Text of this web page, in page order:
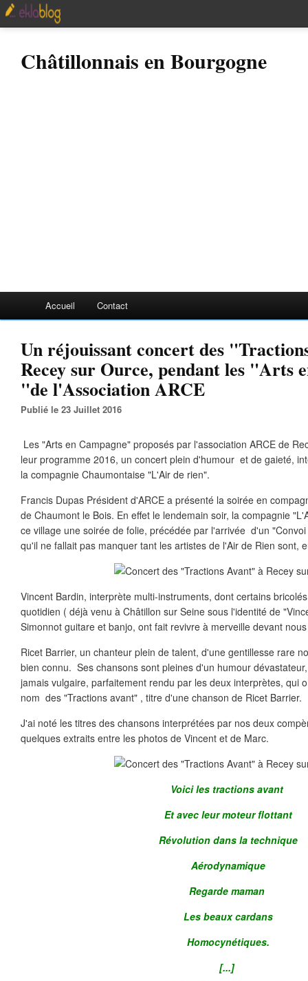
Châtillonnais en Bourgogne
Accueil Contact
Un réjouissant concert des
Recey sur Ource, pendant les "Arts
"de l'Association ARCE
Publié le 23 Juillet 2016
Les "Arts en Campagne" proposés par l'association ARCE de
leur programme 2016, un concert plein d'humour et de gaieté,
la compagnie Chaumontaise "L'Air de rien".
Francis Dupas Président d'ARCE a présenté la soirée en
de Chaumont le Bois. En effet le lendemain soir, la compagnie
ce village une soirée de folie, précédée par l'arrivée d'un
qu'il ne fallait pas manquer tant les artistes de l'Air de Rien sont,
Vincent Bardin, interprète multi-instruments, dont certains
quotidien ( déjà venu à Châtillon sur Seine sous l'identité de
Simonnot guitare et banjo, ont fait revivre à merveille devant
Ricet Barrier, un chanteur plein de talent, d'une gentillesse rare
bien connu. Ses chansons sont pleines d'un humour
jamais vulgaire, parfaitement rendu par les deux interprètes, qui
nom des "Tractions avant" , titre d'une chanson de Ricet Barrier.
J'ai noté les titres des chansons interprétées par nos deux
quelques extraits entre les photos de Vincent et de Marc.
Voici les tractions avant
Et avec leur moteur flottant
Révolution dans la technique
Aérodynamique
Regarde maman
Les beaux cardans
Homocynétiques.
[...]